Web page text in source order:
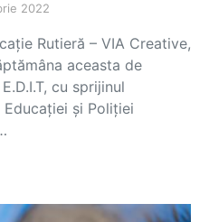
2022
Rutieră – VIA Creative,
aceasta de
cu sprijinul
și Poliției